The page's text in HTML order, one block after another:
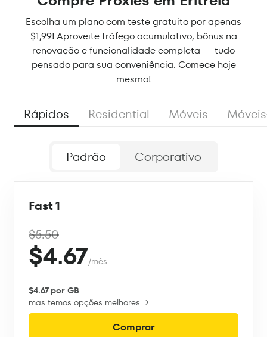
Escolha um plano com teste gratuito por apenas
$1,99! Aproveite tráfego acumulativo, bônus na
renovação e funcionalidade completa — tudo
pensado para sua conveniência. Comece hoje
mesmo!
Rápidos Residential Móveis
Padrão Corporativo
Fast 1
$5.50
$4.67/mês
$4.67 por GB
mas temos opções melhores →
Comprar